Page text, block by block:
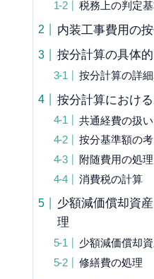
税務上の判定
内装工事費用の
按分計算の具体
按分計算の詳
按分計算におけ
共通経費の扱い
按分基準額の
附随費用の処理
消費税の計算
少額減価償却資
理
少額減価償却
修繕費の処理